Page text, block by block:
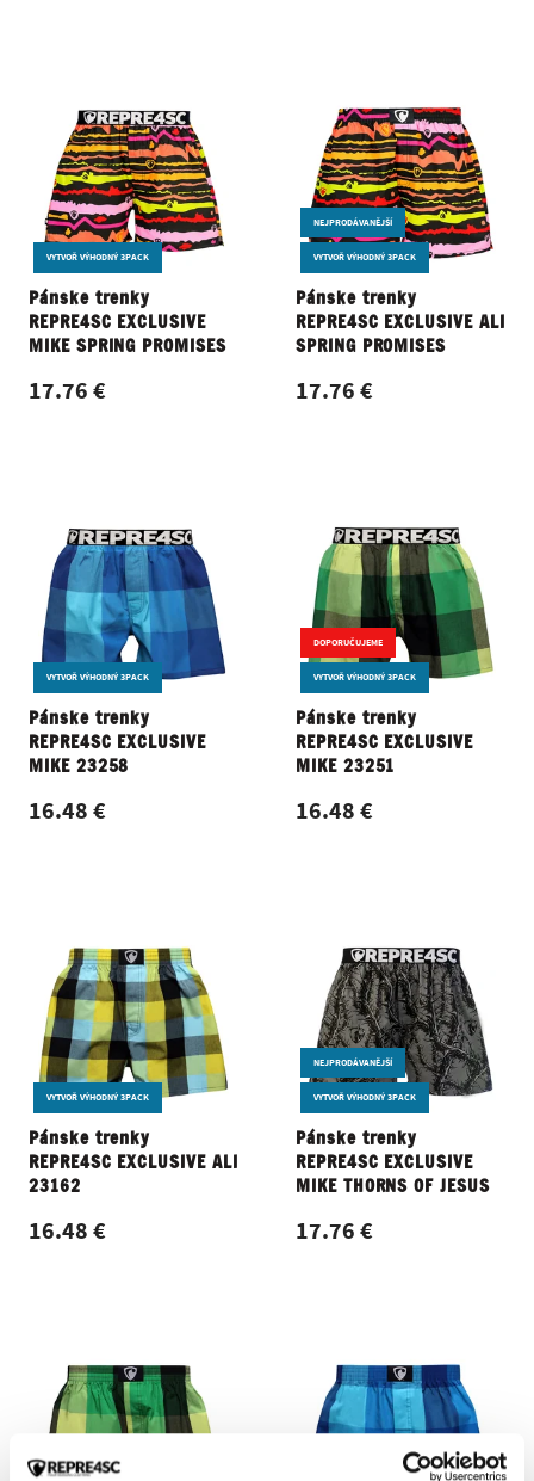
VYTVOŘ VÝHODNÝ 3PACK
Pánske trenky
REPRE4SC EXCLUSIVE
MIKE SPRING PROMISES
17.76 €
NEJPRODÁVANĚJŠÍ
VYTVOŘ VÝHODNÝ 3PACK
Pánske trenky
REPRE4SC EXCLUSIVE ALI
SPRING PROMISES
17.76 €
VYTVOŘ VÝHODNÝ 3PACK
Pánske trenky
REPRE4SC EXCLUSIVE
MIKE 23258
16.48 €
DOPORUČUJEME
VYTVOŘ VÝHODNÝ 3PACK
Pánske trenky
REPRE4SC EXCLUSIVE
MIKE 23251
16.48 €
VYTVOŘ VÝHODNÝ 3PACK
Pánske trenky
REPRE4SC EXCLUSIVE ALI
23162
16.48 €
NEJPRODÁVANĚJŠÍ
VYTVOŘ VÝHODNÝ 3PACK
Pánske trenky
REPRE4SC EXCLUSIVE
MIKE THORNS OF JESUS
17.76 €